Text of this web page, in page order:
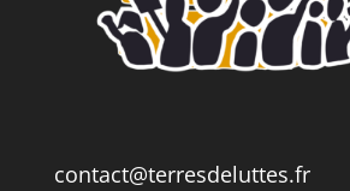
contact@terresdeluttes.fr